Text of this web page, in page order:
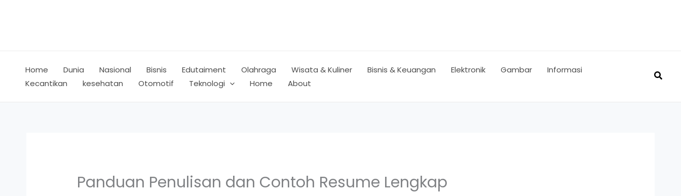
Home Dunia Nasional Bisnis Edutaiment Olahraga Wisata & Kuliner Bisnis & Keuangan Elektronik Gambar
Informasi
Kecantikan
kesehatan Otomotif Teknologi Home About
Panduan Penulisan dan Contoh Resume Lengkap